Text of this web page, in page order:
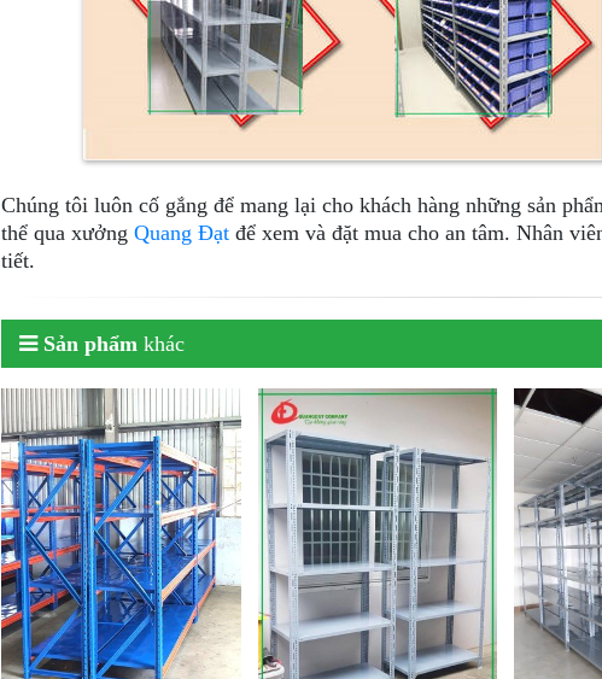
Chúng tôi luôn cố gắng để mang lại cho khách hàng những sản
thể qua xưởngQuang Đạt để xem và đặt mua cho an tâm. Nhân
tiết.
Sản phẩm khác